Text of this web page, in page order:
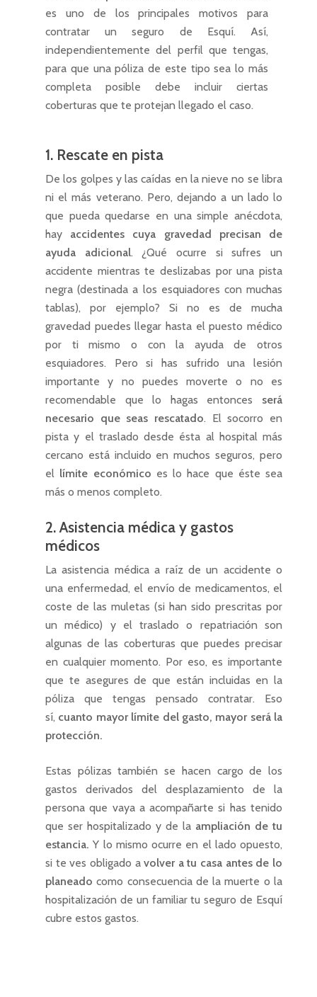
es uno de los principales motivos para
contratar un seguro de Esquí. Así,
independientemente del perfil que tengas,
para que una póliza de este tipo sea lo más
completa posible debe incluir ciertas
coberturas que te protejan llegado el caso.
1. Rescate en pista
De los golpes y las caídas en la nieve no se libra
ni el más veterano. Pero, dejando a un lado lo
que pueda quedarse en una simple anécdota,
hay accidentes cuya gravedad precisan de
ayuda adicional. ¿Qué ocurre si sufres un
accidente mientras te deslizabas por una pista
negra (destinada a los esquiadores con muchas
tablas), por ejemplo? Si no es de mucha
gravedad puedes llegar hasta el puesto médico
por ti mismo o con la ayuda de otros
esquiadores. Pero si has sufrido una lesión
importante y no puedes moverte o no es
recomendable que lo hagas entonces será
necesario que seas rescatado. El socorro en
pista y el traslado desde ésta al hospital más
cercano está incluido en muchos seguros, pero
el límite económico es lo hace que éste sea
más o menos completo.
2. Asistencia médica y gastos
médicos
La asistencia médica a raíz de un accidente o
una enfermedad, el envío de medicamentos, el
coste de las muletas (si han sido prescritas por
un médico) y el traslado o repatriación son
algunas de las coberturas que puedes precisar
en cualquier momento. Por eso, es importante
que te asegures de que están incluidas en la
póliza que tengas pensado contratar. Eso
sí, cuanto mayor límite del gasto, mayor será la
protección.
Estas pólizas también se hacen cargo de los
gastos derivados del desplazamiento de la
persona que vaya a acompañarte si has tenido
que ser hospitalizado y de la ampliación de tu
estancia. Y lo mismo ocurre en el lado opuesto,
si te ves obligado avolver a tu casa antes de lo
planeado como consecuencia de la muerte o la
hospitalización de un familiar tu seguro de Esquí
cubre estos gastos.